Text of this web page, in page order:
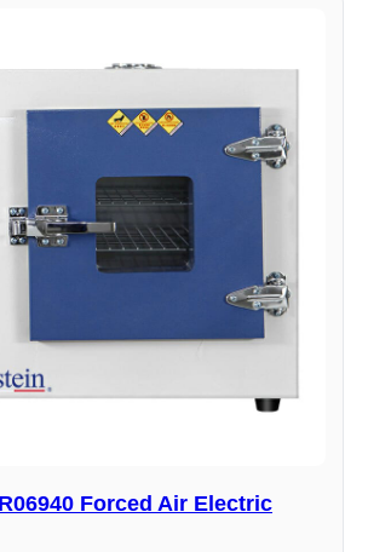
Forced Air Electric